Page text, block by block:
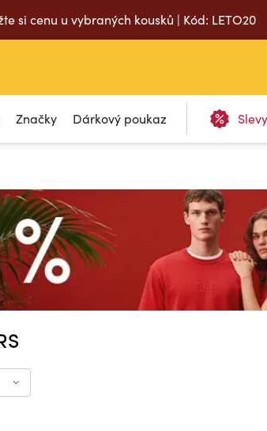
si cenu u vybraných kousků | Kód: LETO20
Značky Dárkový poukaz